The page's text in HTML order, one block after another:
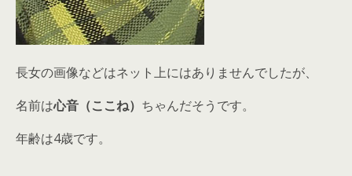
長女の画像などはネット上にはありませんでしたが、
名前は心音（ここね） ちゃんだそうです。
年齢は4歳です。